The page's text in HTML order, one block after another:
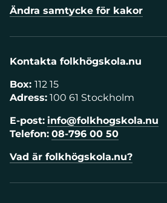
Ändra samtycke för kakor
Kontakta folkhögskola.nu
Box: 112 15
Adress: 100 61 Stockholm
E-post: info@folkhogskola.nu
Telefon: 08-796 00 50
Vad är folkhögskola.nu?